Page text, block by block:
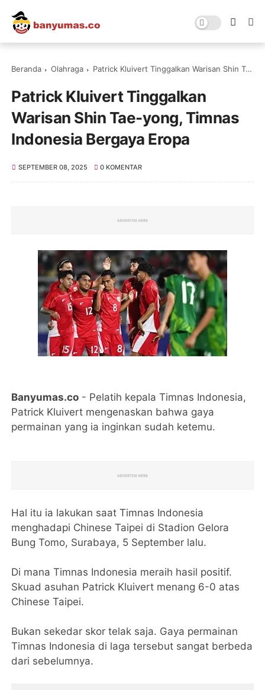
Beranda Olahraga Patrick Kluivert Tinggalkan Warisan Shin Tae-yong, Timnas Indonesia Bergaya Eropa
Patrick Kluivert Tinggalkan
Warisan Shin Tae-yong, Timnas
Indonesia Bergaya Eropa
SEPTEMBER 08, 2025 0 KOMENTAR
Banyumas.co - Pelatih kepala Timnas Indonesia,
Patrick Kluivert mengenaskan bahwa gaya
permainan yang ia inginkan sudah ketemu.
Hal itu ia lakukan saat Timnas Indonesia
menghadapi Chinese Taipei di Stadion Gelora
Bung Tomo, Surabaya, 5 September lalu.
Di mana Timnas Indonesia meraih hasil positif.
Skuad asuhan Patrick Kluivert menang 6-0 atas
Chinese Taipei.
Bukan sekedar skor telak saja. Gaya permainan
Timnas Indonesia di laga tersebut sangat berbeda
dari sebelumnya.